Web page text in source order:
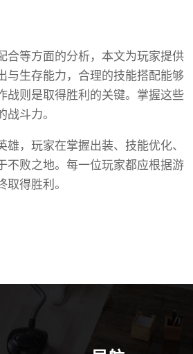
合等方面的分析，本文为玩家提供
与生存能力，合理的技能搭配能够
战则是取得胜利的关键。掌握这些
斗力。
，玩家在掌握出装、技能优化、
不败之地。每一位玩家都应根据游
得胜利。